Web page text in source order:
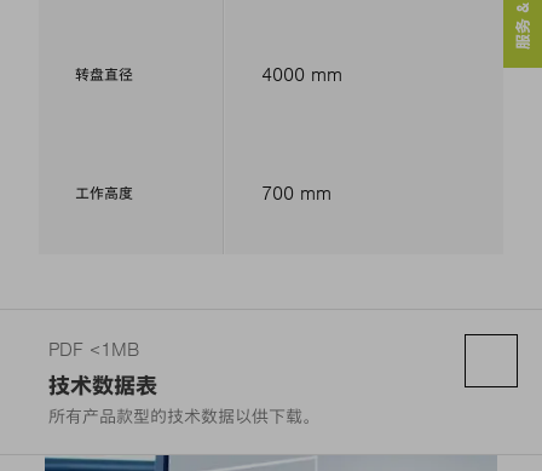
转盘直径
工作高度
4000 mm
700 mm
PDF <1MB
技术数据表
所有产品款型的技术数据以供下载。